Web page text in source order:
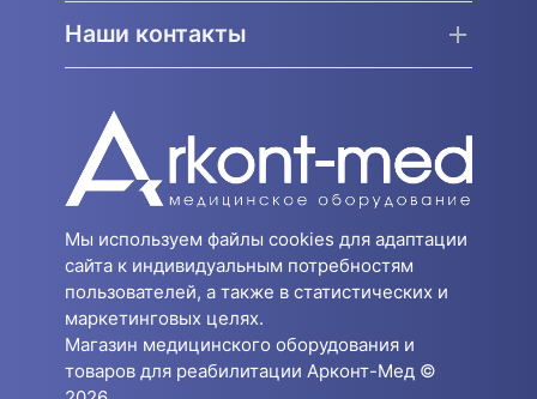
Наши контакты
Мы используем файлы cookies для адаптации
сайта к индивидуальным потребностям
пользователей, а также в статистических и
маркетинговых целях.
Магазин медицинского оборудования и
товаров для реабилитации Арконт-Мед ©